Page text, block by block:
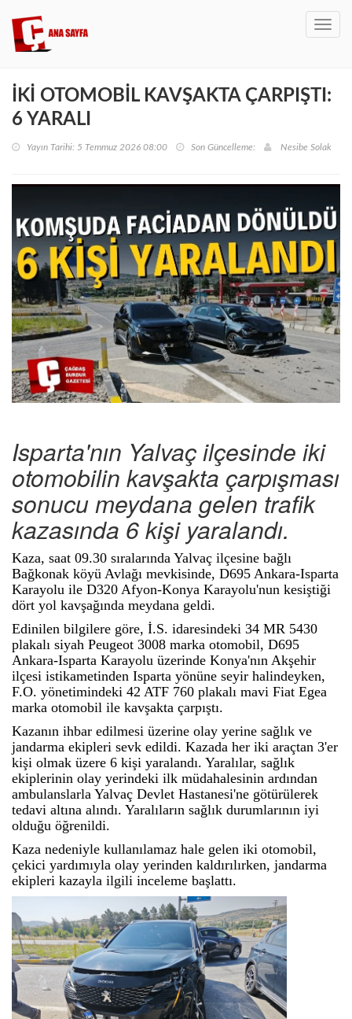
İKİ OTOMOBİL KAVŞAKTA ÇARPIŞTI:
6 YARALI
Yayın Tarihi: 5 Temmuz 2026 08:00 Son Güncelleme: Nesibe Solak
Isparta'nın Yalvaç ilçesinde iki
otomobilin kavşakta çarpışması
sonucu meydana gelen trafik
kazasında 6 kişi yaralandı.
Kaza, saat 09.30 sıralarında Yalvaç ilçesine bağlı
Bağkonak köyü Avlağı mevkisinde, D695 Ankara-Isparta
Karayolu ile D320 Afyon-Konya Karayolu'nun kesiştiği
dört yol kavşağında meydana geldi.
Edinilen bilgilere göre, İ.S. idaresindeki 34 MR 5430
plakalı siyah Peugeot 3008 marka otomobil, D695
Ankara-Isparta Karayolu üzerinde Konya'nın Akşehir
ilçesi istikametinden Isparta yönüne seyir halindeyken,
F.O. yönetimindeki 42 ATF 760 plakalı mavi Fiat Egea
marka otomobil ile kavşakta çarpıştı.
Kazanın ihbar edilmesi üzerine olay yerine sağlık ve
jandarma ekipleri sevk edildi. Kazada her iki araçtan 3'er
kişi olmak üzere 6 kişi yaralandı. Yaralılar, sağlık
ekiplerinin olay yerindeki ilk müdahalesinin ardından
ambulanslarla Yalvaç Devlet Hastanesi'ne götürülerek
tedavi altına alındı. Yaralıların sağlık durumlarının iyi
olduğu öğrenildi.
Kaza nedeniyle kullanılamaz hale gelen iki otomobil,
çekici yardımıyla olay yerinden kaldırılırken, jandarma
ekipleri kazayla ilgili inceleme başlattı.